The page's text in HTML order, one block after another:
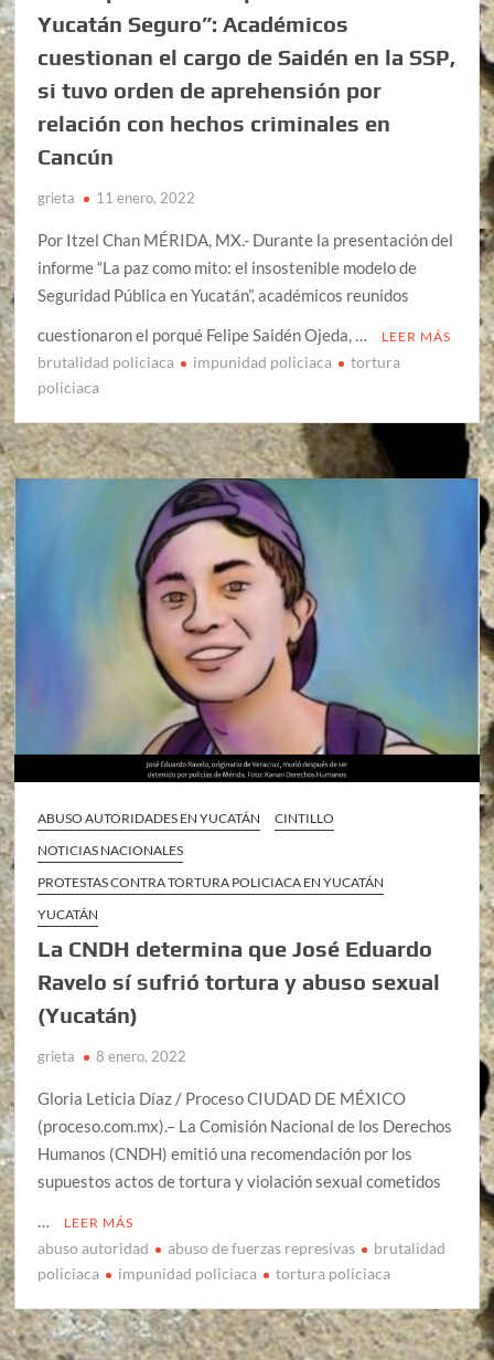
Yucatán Seguro”: Académicos
cuestionan el cargo de Saidén en la SSP,
si tuvo orden de aprehensión por
relación con hechos criminales en
Cancún
grieta 11 enero, 2022
Por Itzel Chan MÉRIDA, MX.- Durante la presentación del
informe “La paz como mito: el insostenible modelo de
Seguridad Pública en Yucatán”, académicos reunidos
cuestionaron el porqué Felipe Saidén Ojeda, …
LEER MÁS
brutalidad policiaca impunidad policiaca
tortura
policiaca
ABUSO AUTORIDADES EN YUCATÁN
CINTILLO
NOTICIAS NACIONALES
PROTESTAS CONTRA TORTURA POLICIACA EN YUCATÁN
YUCATÁN
La CNDH determina que José Eduardo
Ravelo sí sufrió tortura y abuso sexual
(Yucatán)
grieta 8 enero, 2022
Gloria Leticia Díaz / Proceso CIUDAD DE MÉXICO
(proceso.com.mx).– La Comisión Nacional de los Derechos
Humanos (CNDH) emitió una recomendación por los
supuestos actos de tortura y violación sexual cometidos
…
LEER MÁS
abuso autoridad abuso de fuerzas represivas
brutalidad
policiaca
impunidad policiaca tortura policiaca